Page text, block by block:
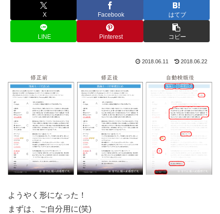
X Facebook はてブ
LINE Pinterest コピー
2018.06.11 2018.06.22
ようやく形になった！
まずは、ご自分用に(笑)